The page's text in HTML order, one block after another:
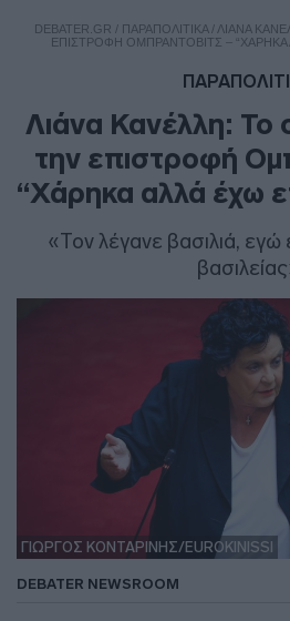
DEBATER.GR / ΠΑΡΑΠΟΛΙΤΙΚΑ/ ΛΙΆΝΑ
ΕΠΙΣΤΡΟΦΉ ΟΜΠΡΆΝΤΟΒΙΤΣ – “ΧΆΡΗΚΑ
Λιάνα Κανέλλη: Το
την επιστροφή
“Χάρηκα αλλά έχω
«Τον λέγανε βασιλιά, εγώ
ΓΙΩΡΓΟΣ ΚΟΝΤΑΡΙΝΗΣ/EUROKINISSI
DEBATER NEWSROOM